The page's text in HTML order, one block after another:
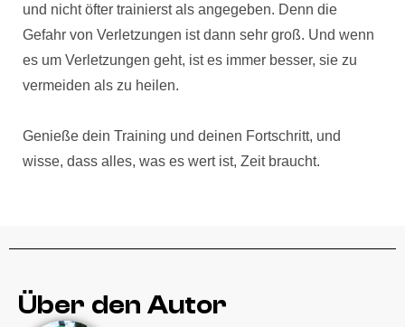
und nicht öfter trainierst als angegeben. Denn die
Gefahr von Verletzungen ist dann sehr groß. Und wenn
es um Verletzungen geht, ist es immer besser, sie zu
vermeiden als zu heilen.
Genieße dein Training und deinen Fortschritt, und
wisse, dass alles, was es wert ist, Zeit braucht.
Über den Autor